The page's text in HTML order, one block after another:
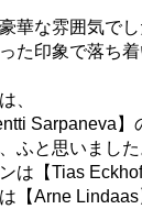
な雰囲気でし
印象で落ち着
、
Sarpaneva】
ふと思いました
は【Tias
Arne Lindaas